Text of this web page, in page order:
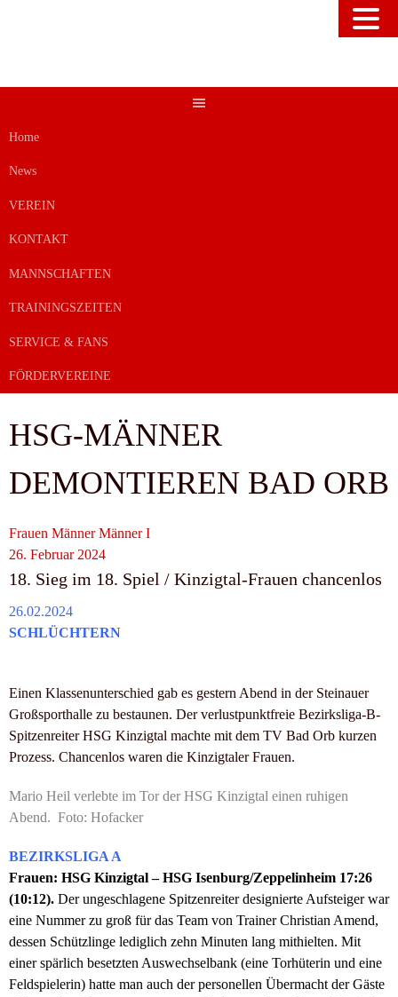
Inhalt
Home
News
VEREIN
KONTAKT
MANNSCHAFTEN
TRAININGSZEITEN
SERVICE & FANS
FÖRDERVEREINE
HSG-MÄNNER
DEMONTIEREN BAD ORB
Frauen Männer Männer I
26. Februar 2024
18. Sieg im 18. Spiel / Kinzigtal-Frauen chancenlos
26.02.2024
SCHLÜCHTERN
Einen Klassenunterschied gab es gestern Abend in der Steinauer
Großsporthalle zu bestaunen. Der verlustpunktfreie Bezirksliga-B-
Spitzenreiter HSG Kinzigtal machte mit dem TV Bad Orb kurzen
Prozess. Chancenlos waren die Kinzigtaler Frauen.
Mario Heil verlebte im Tor der HSG Kinzigtal einen ruhigen
Abend. Foto: Hofacker
BEZIRKSLIGA A
Frauen: HSG Kinzigtal – HSG Isenburg/Zeppelinheim 17:26
(10:12). Der ungeschlagene Spitzenreiter designierte Aufsteiger war
eine Nummer zu groß für das Team von Trainer Christian Amend,
dessen Schützlinge lediglich zehn Minuten lang mithielten. Mit
einer spärlich besetzten Auswechselbank (eine Torhüterin und eine
Feldspielerin) hatte man auch der personellen Übermacht der Gäste